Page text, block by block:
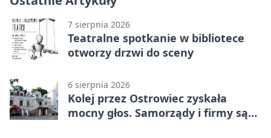
7 sierpnia 2026
Teatralne spotkanie w bibliotece
otworzy drzwi do sceny
6 sierpnia 2026
Kolej przez Ostrowiec zyskała
mocny głos. Samorządy i firmy są